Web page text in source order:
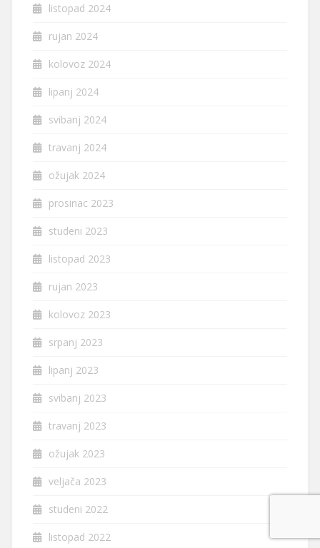
listopad 2024
rujan 2024
kolovoz 2024
lipanj 2024
svibanj 2024
travanj 2024
ožujak 2024
prosinac 2023
studeni 2023
listopad 2023
rujan 2023
kolovoz 2023
srpanj 2023
lipanj 2023
svibanj 2023
travanj 2023
ožujak 2023
veljača 2023
studeni 2022
listopad 2022